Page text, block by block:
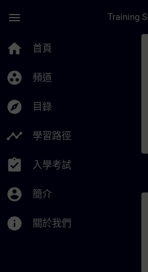
menu
home 首頁
group_work 頻道
explore 目錄
timeline 學習路徑
assignment_turned_in 入學考試
account_circle 簡介
info 關於我們